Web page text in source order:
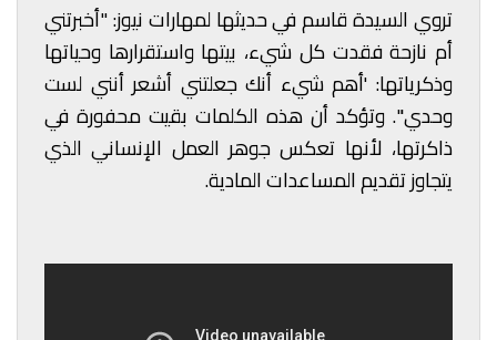
تروي السيدة قاسم في حديثها لمهارات نيوز: "أخبرتني
أم نازحة فقدت كل شيء، بيتها واستقرارها وحياتها
وذكرياتها: 'أهم شيء أنك جعلتني أشعر أنني لست
وحدي'". وتؤكد أن هذه الكلمات بقيت محفورة في
ذاكرتها، لأنها تعكس جوهر العمل الإنساني الذي
يتجاوز تقديم المساعدات المادية.